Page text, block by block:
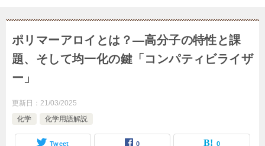
ポリマーアロイとは？―高分子の特性と課
題、そして均一化の鍵「コンパティビライザ
ー」
更新日： 21/03/2025
化学
化学用語解説
Tweet 0 0